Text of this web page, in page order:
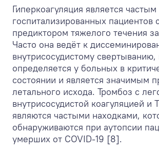
Гиперкоагуляция является
госпитализированных пациентов
предиктором тяжелого течения
Часто она ведёт к
внутрисосудистому свертыванию,
определяется у больных в
состоянии и является значимым
летального исхода. Тромбоз с
внутрисосудистой коагуляцией и
являются частыми находками,
обнаруживаются при аутопсии
умерших от COVID-19 [8].